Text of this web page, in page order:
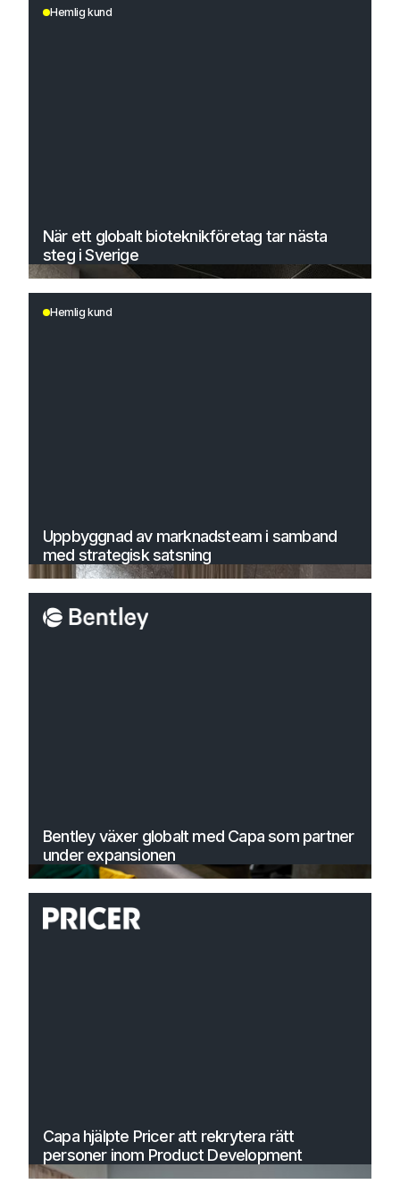
Hemlig kund
När ett globalt bioteknikföretag tar nästa
steg i Sverige
Hemlig kund
Uppbyggnad av marknadsteam i samband
med strategisk satsning
Bentley växer globalt med Capa som partner
under expansionen
Capa hjälpte Pricer att rekrytera rätt
personer inom Product Development